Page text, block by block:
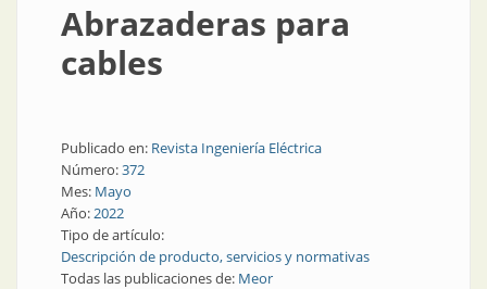
Abrazaderas para
cables
Publicado en: Revista Ingeniería Eléctrica
Número:372
Mes: Mayo
Año:2022
Tipo de artículo:
Descripción de producto, servicios y normativas
Todas las publicaciones de: Meor